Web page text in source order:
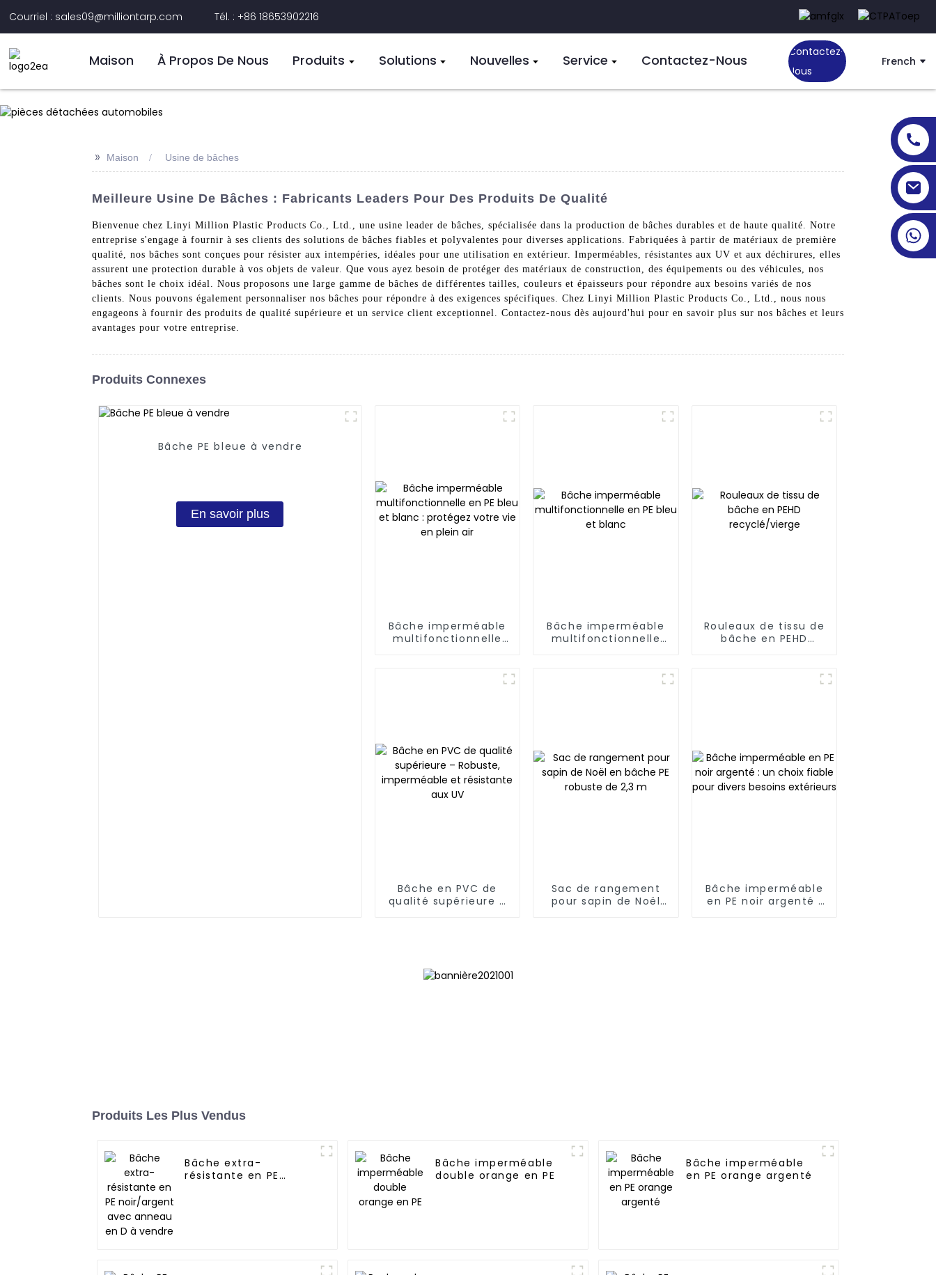
Courriel : sales09@milliontarp.com Tél. : +86 18653902216
Maison À Propos De Nous Produits Solutions Nouvelles Service Contactez-Nous
Contactez-
Nous
French
>> Maison Usine de bâches
Meilleure Usine De Bâches : Fabricants Leaders Pour Des Produits De Qualité
Bienvenue chez Linyi Million Plastic Products Co., Ltd., une usine leader de bâches, spécialisée dans la production de bâches durables et de haute qualité. Notre
entreprise s'engage à fournir à ses clients des solutions de bâches fiables et polyvalentes pour diverses applications. Fabriquées à partir de matériaux de première
qualité, nos bâches sont conçues pour résister aux intempéries, idéales pour une utilisation en extérieur. Imperméables, résistantes aux UV et aux déchirures, elles
assurent une protection durable à vos objets de valeur. Que vous ayez besoin de protéger des matériaux de construction, des équipements ou des véhicules, nos
bâches sont le choix idéal. Nous proposons une large gamme de bâches de différentes tailles, couleurs et épaisseurs pour répondre aux besoins variés de nos
clients. Nous pouvons également personnaliser nos bâches pour répondre à des exigences spécifiques. Chez Linyi Million Plastic Products Co., Ltd., nous nous
engageons à fournir des produits de qualité supérieure et un service client exceptionnel. Contactez-nous dès aujourd'hui pour en savoir plus sur nos bâches et leurs
avantages pour votre entreprise.
Produits Connexes
Bâche PE bleue à vendre
En savoir plus
Bâche imperméable
multifonctionnelle
Bâche imperméable
multifonctionnelle
Rouleaux de tissu de
bâche en PEHD
Bâche en PVC de
qualité supérieure –
Sac de rangement
pour sapin de Noël
Bâche imperméable
en PE noir argenté :
Produits Les Plus Vendus
Bâche extra-
résistante en PE
Bâche imperméable
double orange en PE
Bâche imperméable
en PE orange argenté